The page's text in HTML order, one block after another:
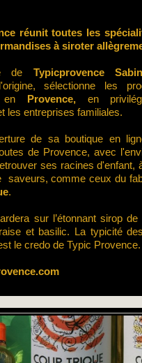
réunit toutes les
à siroter
de Typicprovence
sélectionne les
enProvence,en
les entreprises familiales.
de sa boutique en
de Provence, avec
ses racines d'enfant,
saveurs, comme ceux du
.
sur l’étonnant sirop
et basilic. La typicité
le credo de Typic Provence.